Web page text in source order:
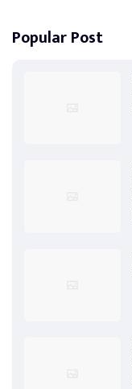
Popular Post